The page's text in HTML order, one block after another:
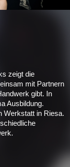
zeigt die
mit Partnern
gibt. In
Ausbildung.
Werkstatt in Riesa.